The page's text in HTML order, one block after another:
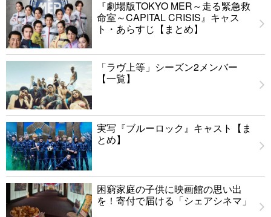
『劇場版TOKYO MER～走る緊急救
命室～CAPITAL CRISIS』キャス
ト・あらすじ【まとめ】
「ラヴ上等」シーズン2メンバー
【一覧】
実写『ブルーロック』キャスト【ま
とめ】
困窮家庭の子供に映画館の思い出
を！寄付で届ける「シェアシネマ」